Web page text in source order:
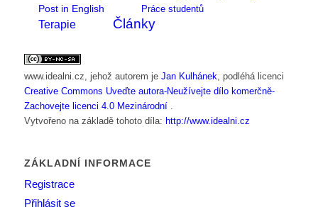
Post in English Práce studentů
Terapie Články
www.idealni.cz , jehož autorem je Jan Kulhánek , podléhá licenci
Creative Commons Uveďte autora-Neužívejte dílo komerčně-
Zachovejte licenci 4.0 Mezinárodní
Vytvořeno na základě tohoto díla: http://www.idealni.cz
ZÁKLADNÍ INFORMACE
Registrace
Přihlásit se